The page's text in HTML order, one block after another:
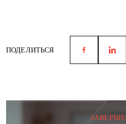
ПОДЕЛИТЬСЯ